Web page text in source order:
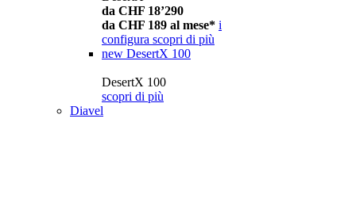
da CHF 18’290
da CHF 189 al mese* i
configura scopri di più
new DesertX 100
DesertX 100
scopri di più
Diavel